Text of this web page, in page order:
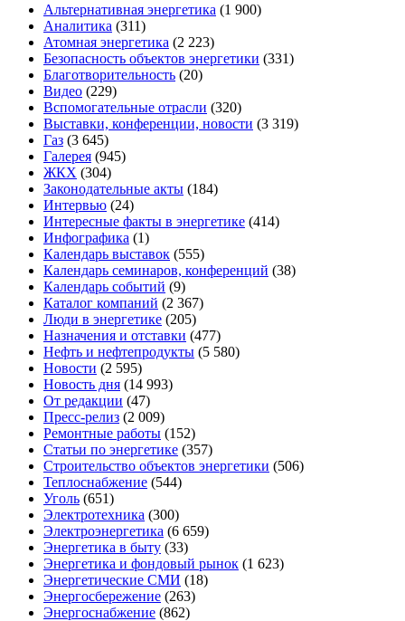
Альтернативная энергетика (1 900)
Аналитика (311)
Атомная энергетика (2 223)
Безопасность объектов энергетики (331)
Благотворительность (20)
Видео (229)
Вспомогательные отрасли (320)
Выставки, конференции, новости (3 319)
Газ (3 645)
Галерея (945)
ЖКХ (304)
Законодательные акты (184)
Интервью (24)
Интересные факты в энергетике (414)
Инфографика (1)
Календарь выставок (555)
Календарь семинаров, конференций (38)
Календарь событий (9)
Каталог компаний (2 367)
Люди в энергетике (205)
Назначения и отставки (477)
Нефть и нефтепродукты (5 580)
Новости (2 595)
Новость дня (14 993)
От редакции (47)
Пресс-релиз (2 009)
Ремонтные работы (152)
Статьи по энергетике (357)
Строительство объектов энергетики (506)
Теплоснабжение (544)
Уголь (651)
Электротехника (300)
Электроэнергетика (6 659)
Энергетика в быту (33)
Энергетика и фондовый рынок (1 623)
Энергетические СМИ (18)
Энергосбережение (263)
Энергоснабжение (862)